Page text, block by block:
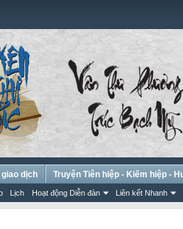
Lịch Hoạt động Diễn đàn Liên kết Nhanh
dịch
Truyện Tiên hiệp - Kiếm hiệp -